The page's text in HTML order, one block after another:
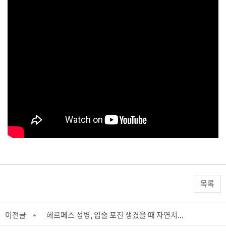
목록
이전글
헤르페스 성병, 입술 포진 생겼을 때 자연치...